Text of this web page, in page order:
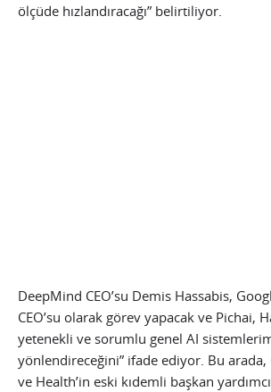
ölçüde hızlandıracağı” belirtiliyor.
DeepMind CEO’su Demis Hassabis,
CEO’su olarak görev yapacak ve Pichai,
yetenekli ve sorumlu genel AI
yönlendireceğini” ifade ediyor. Bu arada,
ve Health’in eski kıdemli başkan